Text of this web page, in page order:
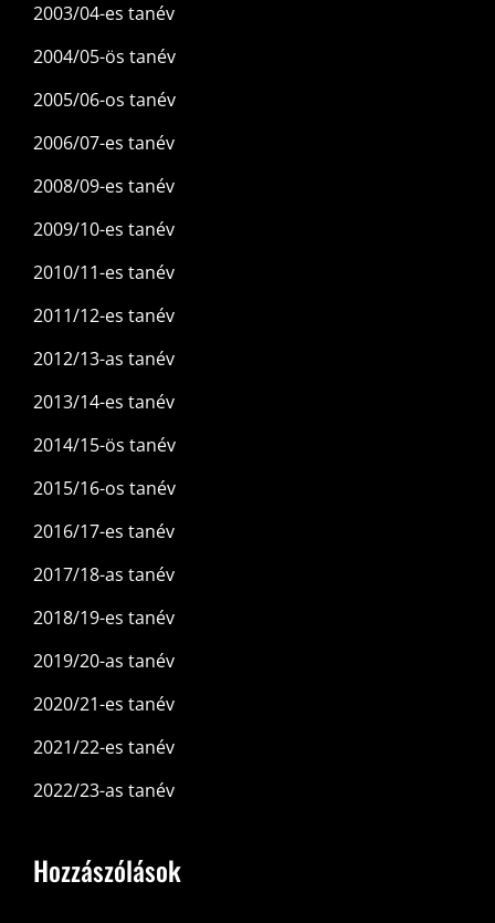
2003/04-es tanév
2004/05-ös tanév
2005/06-os tanév
2006/07-es tanév
2008/09-es tanév
2009/10-es tanév
2010/11-es tanév
2011/12-es tanév
2012/13-as tanév
2013/14-es tanév
2014/15-ös tanév
2015/16-os tanév
2016/17-es tanév
2017/18-as tanév
2018/19-es tanév
2019/20-as tanév
2020/21-es tanév
2021/22-es tanév
2022/23-as tanév
Hozzászólások